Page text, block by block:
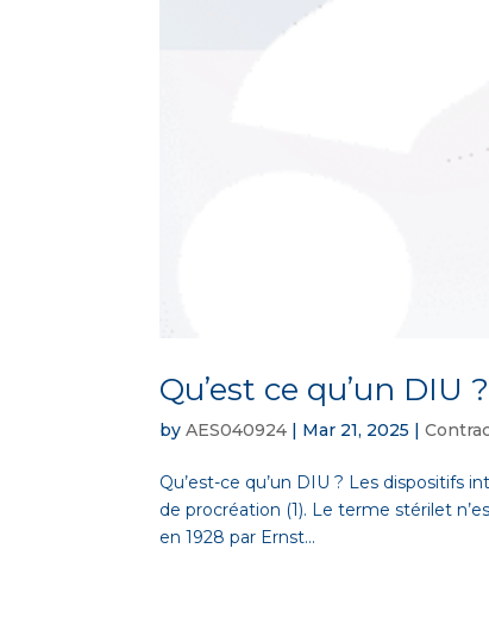
Qu’est ce qu’un DIU ?
byAES040924 | Mar 21, 2025 |
Qu’est-ce qu’un DIU ? Les dispositifs
de procréation (1). Le terme stérilet
en 1928 par Ernst...